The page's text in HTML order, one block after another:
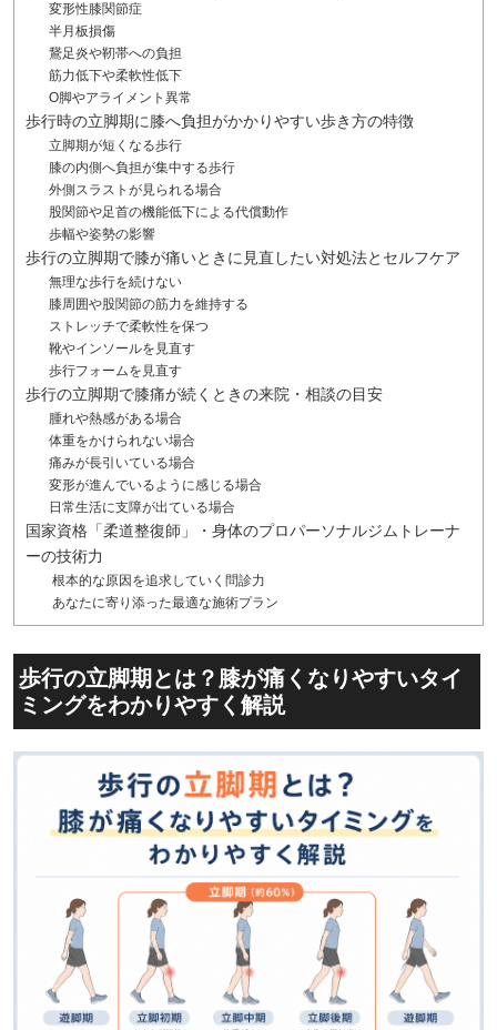
変形性膝関節症
半月板損傷
鵞足炎や靭帯への負担
筋力低下や柔軟性低下
O脚やアライメント異常
歩行時の立脚期に膝へ負担がかかりやすい歩き方の特徴
立脚期が短くなる歩行
膝の内側へ負担が集中する歩行
外側スラストが見られる場合
股関節や足首の機能低下による代償動作
歩幅や姿勢の影響
歩行の立脚期で膝が痛いときに見直したい対処法とセルフケア
無理な歩行を続けない
膝周囲や股関節の筋力を維持する
ストレッチで柔軟性を保つ
靴やインソールを見直す
歩行フォームを見直す
歩行の立脚期で膝痛が続くときの来院・相談の目安
腫れや熱感がある場合
体重をかけられない場合
痛みが長引いている場合
変形が進んでいるように感じる場合
日常生活に支障が出ている場合
国家資格「柔道整復師」・身体のプロパーソナルジムトレーナ
ーの技術力
根本的な原因を追求していく問診力
あなたに寄り添った最適な施術プラン
歩行の立脚期とは？膝が痛くなりやすいタイ
ミングをわかりやすく解説